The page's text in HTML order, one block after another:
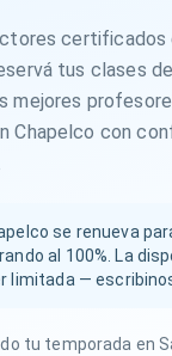
certificados
tus clases
mejores
Chapelco con
se renueva
al 100%. La
limitada —
tu temporada en